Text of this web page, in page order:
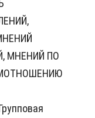
МНЕНИЙ ПО